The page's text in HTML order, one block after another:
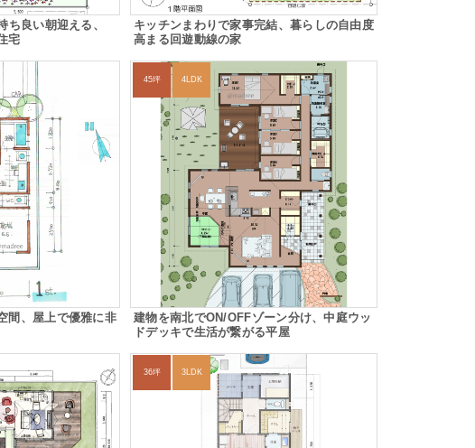
ち良い朝迎える、
宅
キッチンまわりで家事完結、暮らしの自由度
高まる回遊動線の家
間、屋上で優雅に非
45坪 4LDK
建物を南北でON/OFFゾーン分け、中庭ウッ
ドデッキで生活が繋がる平屋
36坪 3LDK